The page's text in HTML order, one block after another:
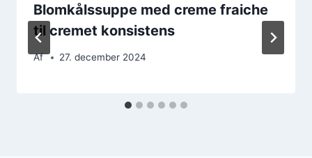
Blomkålssuppe med creme fraiche
til cremet konsistens
Af 27. december 2024